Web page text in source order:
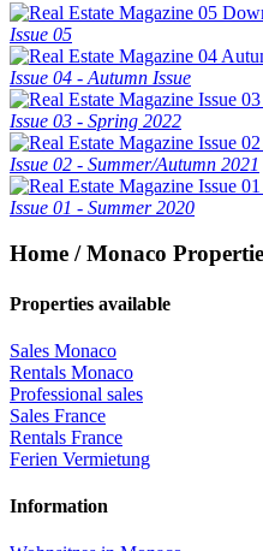
Issue 05
Issue 04 - Autumn Issue
Issue 03 - Spring 2022
Issue 02 - Summer/Autumn 2021
Issue 01 - Summer 2020
Home / Monaco
Properties available
Sales Monaco
Rentals Monaco
Professional sales
Sales France
Rentals France
Ferien Vermietung
Information